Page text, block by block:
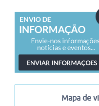
(EPED 2026) está com
09/08/2026
14/08/2026
22º Encontro de
ENECULT
Está aberta a chamada
Enecult – Encontro de
05/08/2026-13/08/2026
Mapa de